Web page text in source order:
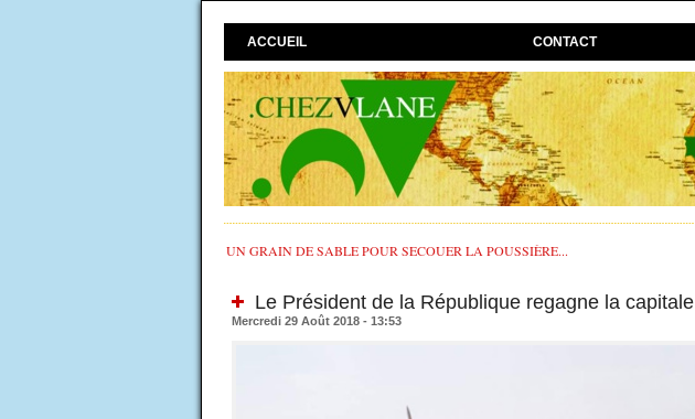
ACCUEIL CONTACT
UN GRAIN DE SABLE POUR SECOUER LA POUSSIÈRE...
Le Président de la République regagne la capitale
Mercredi 29 Août 2018 - 13:53